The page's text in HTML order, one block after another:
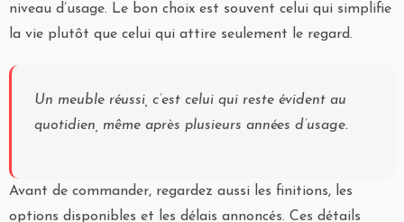
niveau d’usage. Le bon choix est souvent celui qui simplifie
la vie plutôt que celui qui attire seulement le regard.
Un meuble réussi, c’est celui qui reste évident au
quotidien, même après plusieurs années d’usage.
Avant de commander, regardez aussi les finitions, les
options disponibles et les délais annoncés. Ces détails